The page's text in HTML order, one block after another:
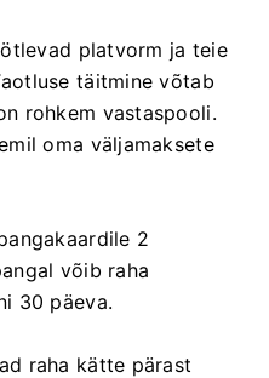
platvorm ja teie
täitmine võtab
rohkem vastaspooli.
oma väljamaksete
2
võib raha
30 päeva.
raha kätte pärast